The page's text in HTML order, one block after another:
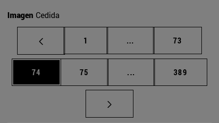
Imagen Cedida
Página
1 ... Páginas intermedias
Página
73
Página
74 Página
75 ... Páginas intermedias
Página
389